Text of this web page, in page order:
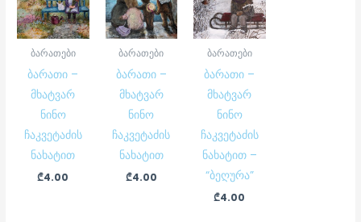
ბარათები
ბარათი –
მხატვარ
ნინო
ჩაკვეტაძის
ნახატით
₾4.00
ბარათები
ბარათი –
მხატვარ
ნინო
ჩაკვეტაძის
ნახატით
₾4.00
ბარათები
ბარათი –
მხატვარ
ნინო
ჩაკვეტაძის
ნახატით –
“ბეღურა”
₾4.00